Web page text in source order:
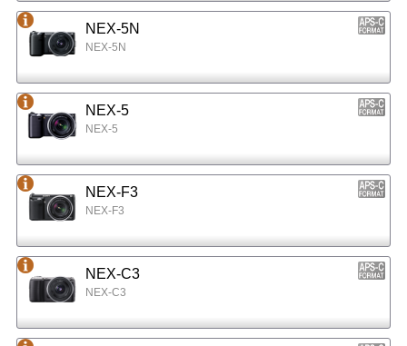
NEX-5N
NEX-5N
NEX-5
NEX-5
NEX-F3
NEX-F3
NEX-C3
NEX-C3